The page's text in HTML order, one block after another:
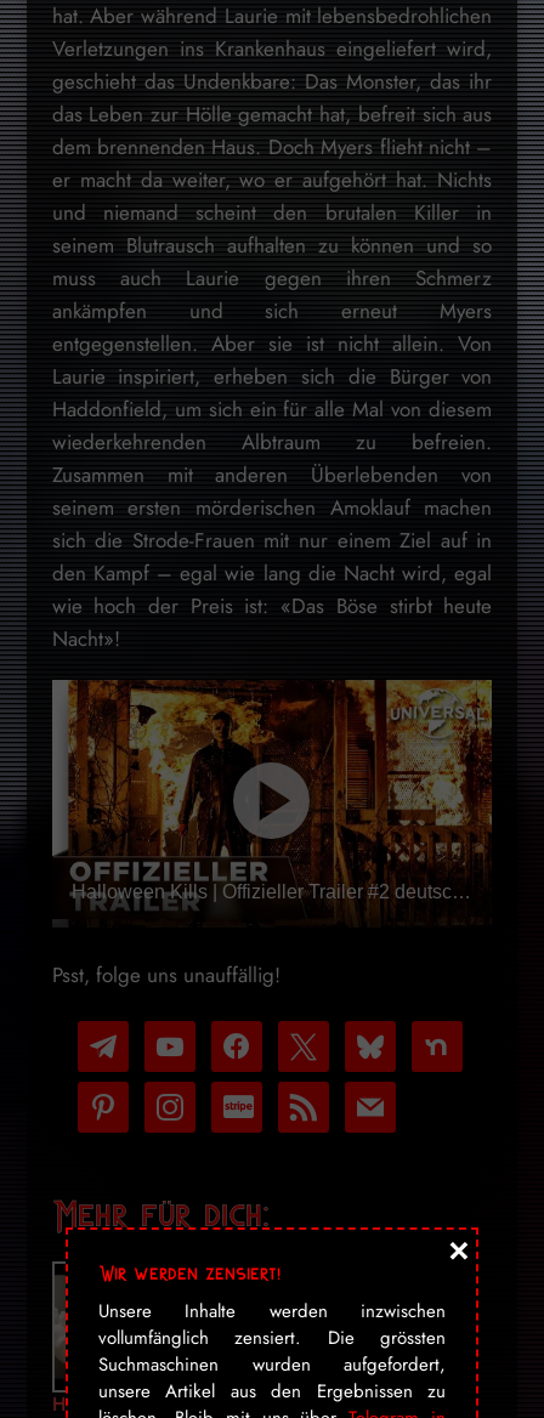
hat. Aber während Laurie mit lebensbedrohlichen
Verletzungen ins Krankenhaus eingeliefert wird,
geschieht das Undenkbare: Das Monster, das ihr
das Leben zur Hölle gemacht hat, befreit sich aus
dem brennenden Haus. Doch Myers flieht nicht –
er macht da weiter, wo er aufgehört hat. Nichts
und niemand scheint den brutalen Killer in
seinem Blutrausch aufhalten zu können und so
muss auch Laurie gegen ihren Schmerz
ankämpfen und sich erneut Myers
entgegenstellen. Aber sie ist nicht allein. Von
Laurie inspiriert, erheben sich die Bürger von
Haddonfield, um sich ein für alle Mal von diesem
wiederkehrenden Albtraum zu befreien.
Zusammen mit anderen Überlebenden von
seinem ersten mörderischen Amoklauf machen
sich die Strode-Frauen mit nur einem Ziel auf in
den Kampf – egal wie lang die Nacht wird, egal
wie hoch der Preis ist: «Das Böse stirbt heute
Nacht»!
Halloween Kills | Offizieller Trailer #2 deutsch/german HD
Psst, folge uns unauffällig!
telegram
youtube-
play
facebook bluesky nextdoor
pinterest instagramcc-
stripe
rss mail
Mehr für dich:
How I Got
Ds Totemügerli
The Halloween
Wir werden zensiert!
Unsere Inhalte werden inzwischen
vollumfänglich zensiert. Die grössten
Suchmaschinen wurden aufgefordert,
unsere Artikel aus den Ergebnissen zu
×